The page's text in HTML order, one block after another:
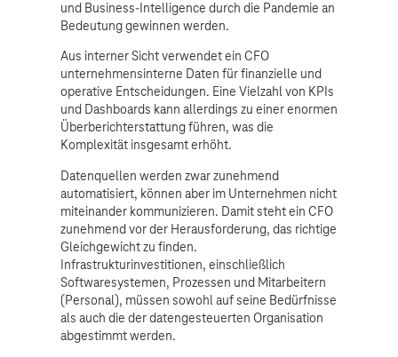
und Business-Intelligence durch die Pandemie an
Bedeutung gewinnen werden.
Aus interner Sicht verwendet ein CFO
unternehmensinterne Daten für finanzielle und
operative Entscheidungen. Eine Vielzahl von KPIs
und Dashboards kann allerdings zu einer enormen
Überberichterstattung führen, was die
Komplexität insgesamt erhöht.
Datenquellen werden zwar zunehmend
automatisiert, können aber im Unternehmen nicht
miteinander kommunizieren. Damit steht ein CFO
zunehmend vor der Herausforderung, das richtige
Gleichgewicht zu finden.
Infrastrukturinvestitionen, einschließlich
Softwaresystemen, Prozessen und Mitarbeitern
(Personal), müssen sowohl auf seine Bedürfnisse
als auch die der datengesteuerten Organisation
abgestimmt werden.